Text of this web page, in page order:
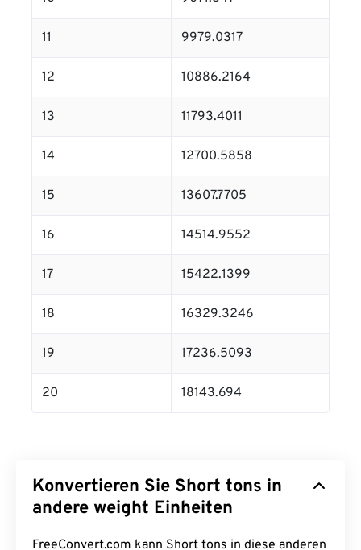
11 9979.0317
12 10886.2164
13 11793.4011
14 12700.5858
15 13607.7705
16 14514.9552
17 15422.1399
18 16329.3246
19 17236.5093
20 18143.694
Konvertieren Sie Short tons in
andere weight Einheiten
FreeConvert.com kann Short tons in diese anderen